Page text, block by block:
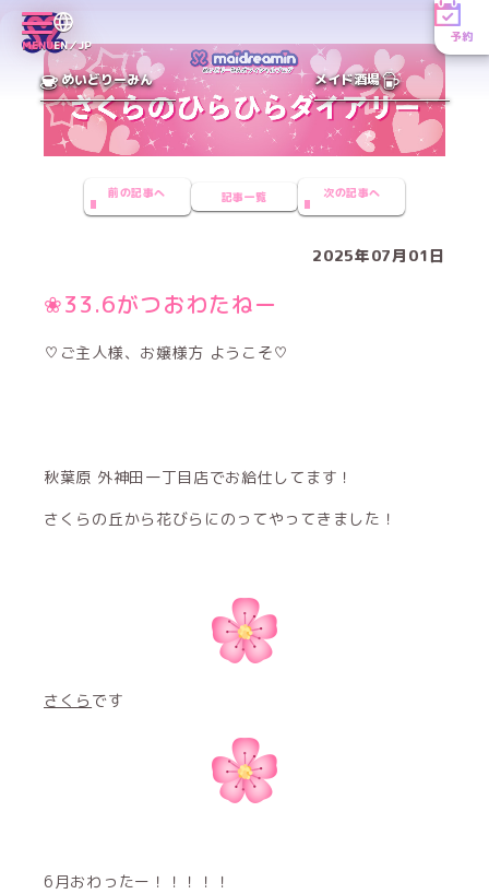
MENUEN／JP
予約
めいどりーみん メイド酒場
前の記事へ 記事一覧 次の記事へ
2025年07月01日
❀33.6がつおわたねー
♡ご主人様、お嬢様方 ようこそ♡
秋葉原 外神田一丁目店でお給仕してます！
さくらの丘から花びらにのってやってきました！
さくら です
6月おわったー！！！！！